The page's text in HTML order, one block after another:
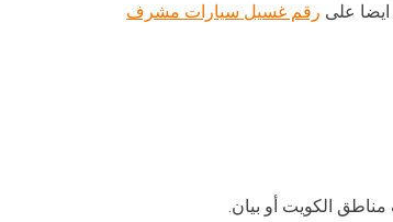
ايضا على رقم غسيل سيارات مشرف